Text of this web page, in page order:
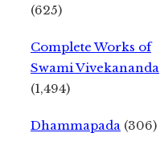
(625)
Complete Works of
Swami Vivekananda
(1,494)
Dhammapada (306)